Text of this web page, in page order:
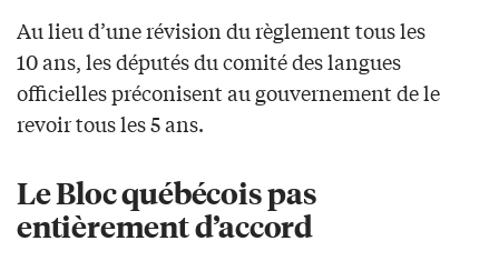
Au lieu d’une révision du règlement tous les
10 ans, les députés du comité des langues
officielles préconisent au gouvernement de le
revoir tous les 5 ans.
Le Bloc québécois pas
entièrement d’accord